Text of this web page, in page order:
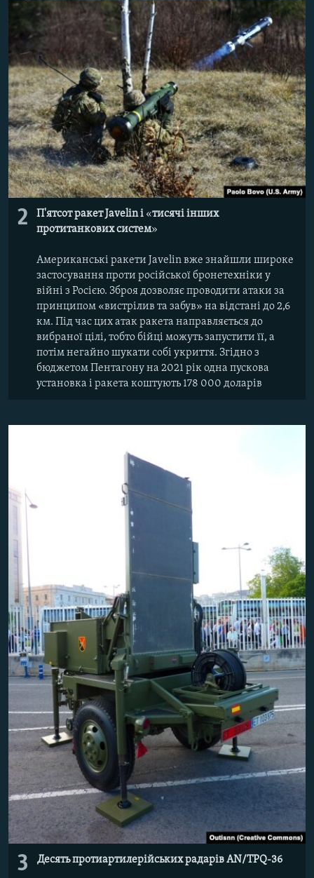
2 П'ятсот ракет Javelin і «​тисячі інших
протитанкових систем»​
Американські ракети Javelin вже знайшли широке
застосування проти російської бронетехніки у
війні з Росією. Зброя дозволяє проводити атаки за
принципом «вистрілив та забув» на відстані до 2,6
км. Під час цих атак ракета направляється до
вибраної цілі, тобто бійці можуть запустити її, а
потім негайно шукати собі укриття. Згідно з
бюджетом Пентагону на 2021 рік одна пускова
установка і ракета коштують 178 000 доларів
3 Десять протиартилерійських радарів AN/TPQ-36